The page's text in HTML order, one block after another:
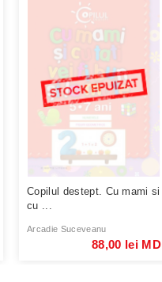
Copilul destept. Cu mami si
cu ...
Arcadie Suceveanu
88,00 lei MD